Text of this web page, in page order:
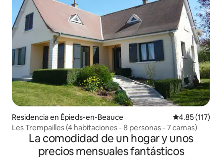
Residencia en Épieds-en-Beauce Calificación
4.85 (117)
Les Trempailles (4 habitaciones - 8 personas - 7 camas)
La comodidad de un hogar y unos
precios mensuales fantásticos